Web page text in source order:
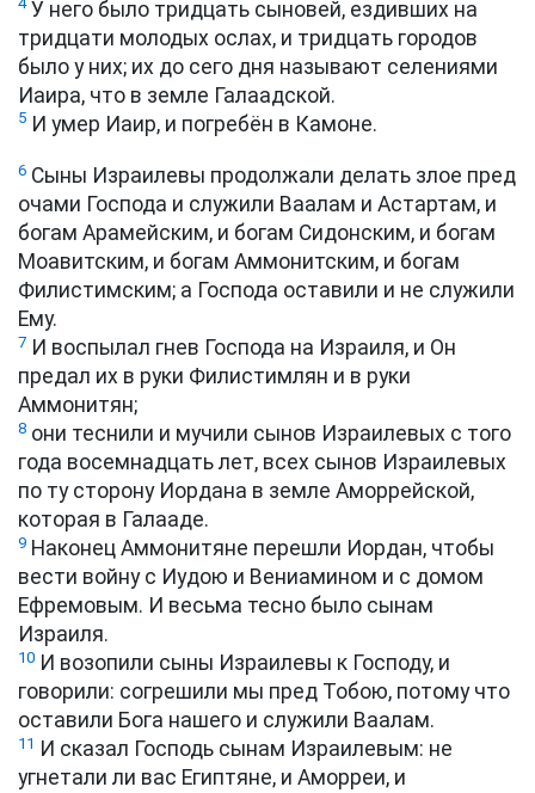
У него было тридцать сыновей, ездивших на
тридцати молодых ослах, и тридцать городов
было у них; их до сего дня называют селениями
Иаира, что в земле Галаадской.
5 И умер Иаир, и погребён в Камоне.
6 Сыны Израилевы продолжали делать злое пред
очами Господа и служили Ваалам и Астартам, и
богам Арамейским, и богам Сидонским, и богам
Моавитским, и богам Аммонитским, и богам
Филистимским; а Господа оставили и не служили
Ему.
7 И воспылал гнев Господа на Израиля, и Он
предал их в руки Филистимлян и в руки
Аммонитян;
8 они теснили и мучили сынов Израилевых с того
года восемнадцать лет, всех сынов Израилевых
по ту сторону Иордана в земле Аморрейской,
которая в Галааде.
9 Наконец Аммонитяне перешли Иордан, чтобы
вести войну с Иудою и Вениамином и с домом
Ефремовым. И весьма тесно было сынам
Израиля.
10 И возопили сыны Израилевы к Господу, и
говорили: согрешили мы пред Тобою, потому что
оставили Бога нашего и служили Ваалам.
11 И сказал Господь сынам Израилевым: не
угнетали ли вас Египтяне, и Аморреи, и